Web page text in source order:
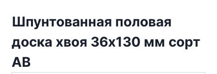
Шпунтованная половая
доска хвоя 36х130 мм сорт
АВ